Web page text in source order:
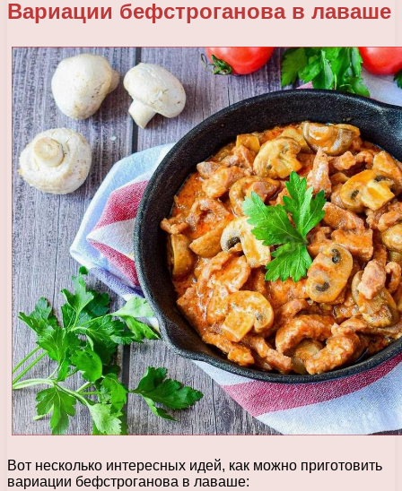
Вариации бефстроганова в лаваше
Вот несколько интересных идей, как можно приготовить
вариации бефстроганова в лаваше: